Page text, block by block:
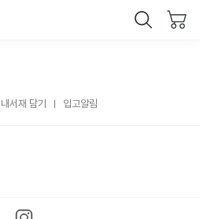
내서재 담기 입고알림